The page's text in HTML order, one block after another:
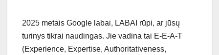
2025 metais Google labai, LABAI rūpi, ar jūsų
turinys tikrai naudingas. Jie vadina tai E-E-A-T
(Experience, Expertise, Authoritativeness,